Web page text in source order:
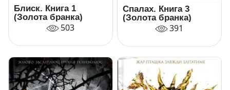
Блиск. Книга 1
(Золота бранка)
503
Спалах. Книга 3
(Золота бранка)
391